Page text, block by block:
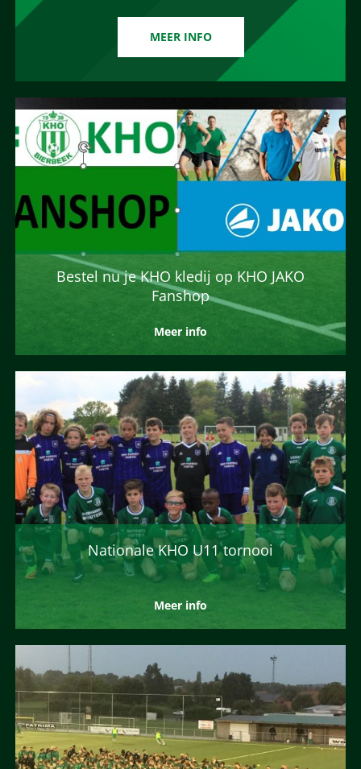
MEER INFO
Bestel nu je KHO kledij op KHO JAKO
Fanshop
Meer info
Nationale KHO U11 tornooi
Meer info